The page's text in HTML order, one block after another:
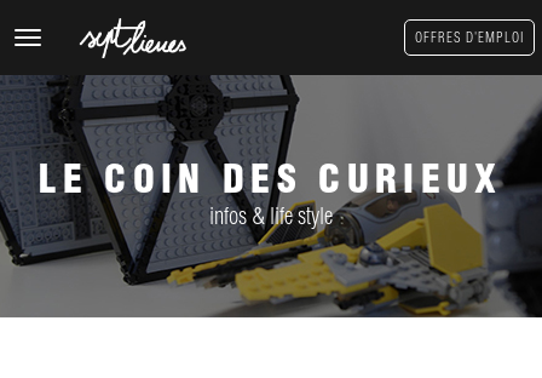
Toggle
OFFRES D'EMPLOI
LE COIN DES CURIEUX
infos & life style